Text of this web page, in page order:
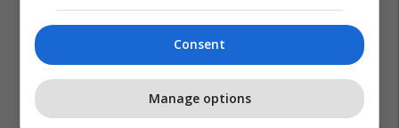
Consent
Manage options